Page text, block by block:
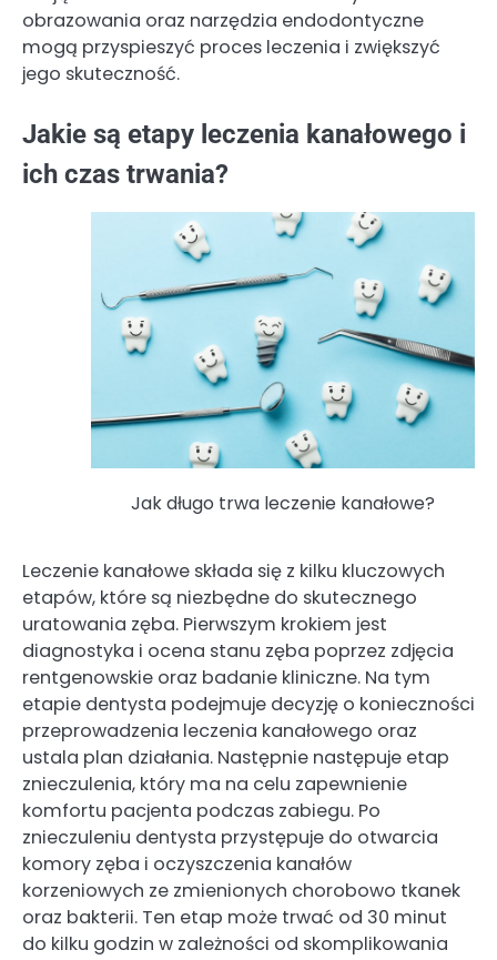
obrazowania oraz narzędzia endodontyczne
mogą przyspieszyć proces leczenia i zwiększyć
jego skuteczność.
Jakie są etapy leczenia kanałowego i
ich czas trwania?
Jak długo trwa leczenie kanałowe?
Leczenie kanałowe składa się z kilku kluczowych
etapów, które są niezbędne do skutecznego
uratowania zęba. Pierwszym krokiem jest
diagnostyka i ocena stanu zęba poprzez zdjęcia
rentgenowskie oraz badanie kliniczne. Na tym
etapie dentysta podejmuje decyzję o konieczności
przeprowadzenia leczenia kanałowego oraz
ustala plan działania. Następnie następuje etap
znieczulenia, który ma na celu zapewnienie
komfortu pacjenta podczas zabiegu. Po
znieczuleniu dentysta przystępuje do otwarcia
komory zęba i oczyszczenia kanałów
korzeniowych ze zmienionych chorobowo tkanek
oraz bakterii. Ten etap może trwać od 30 minut
do kilku godzin w zależności od skomplikowania